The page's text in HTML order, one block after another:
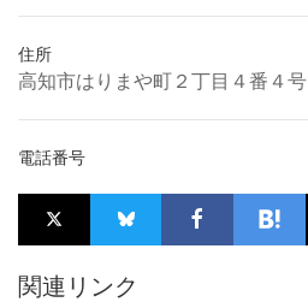
住所
高知市はりまや町２丁目４番４号
電話番号
関連リンク